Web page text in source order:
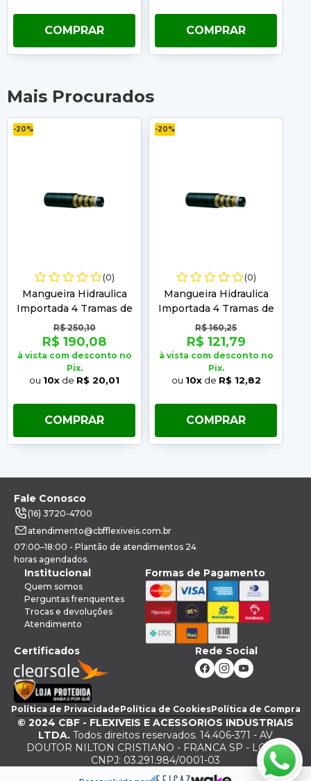
COMPRAR COMPRAR
Mais Procurados
-20%
(0)
Mangueira Hidraulica
Importada 4 Tramas de
Aco 1.1/2" 4SH - 1 Metro
R$ 250,10
R$ 190,08
à vista com desconto no
Pix.
ou 10x de R$ 20,01
COMPRAR
-20%
(0)
Mangueira Hidraulica
Importada 4 Tramas de
Aco 1.1/4" 4SH - 1 Metro
R$ 160,25
R$ 121,79
à vista com desconto no
Pix.
ou 10xde R$ 12,82
COMPRAR
Fale Conosco
(16) 3720-4700
atendimento@cbfflexiveis.com.br
07:00–18:00 - Plantão de atendimentos 24
horas agendados.
Institucional
Quem somos
Perguntas frenquentes
Trocas e devoluções
Atendimento
Formas de Pagamento
Certificados Rede Social
Política de PrivacidadePolítica de CookiesPolítica de Compra
© 2024 CBF - FLEXIVEIS E ACESSORIOS INDUSTRIAIS
LTDA. Todos direitos reservados. 14.406-371 - AV
DOUTOR NILTON CRISTIANO - FRANCA SP - LOJA -
CNPJ: 03.291.984/0001-03